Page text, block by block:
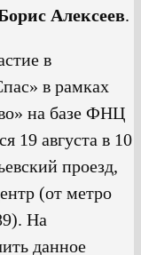
Алексеев.
в
в рамках
на базе ФНЦ
19 августа в 10
проезд,
(от метро
На
данное